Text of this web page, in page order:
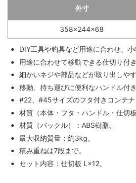
外寸
358×244×68
DIY工具や釣具など用途に合わせ、
用途に合わせて移動できる仕切り付
細かいネジや部品などが取り出しや
移動、持ち運びに便利なハンドル付き
#22、#45サイズのフタ付きコンテ
材質（本体・フタ・ハンドル・仕切
材質（バックル）：ABS樹脂。
最大収納質量：約3kg。
積み重ねは7段まで。
セット内容：仕切板 L×12。